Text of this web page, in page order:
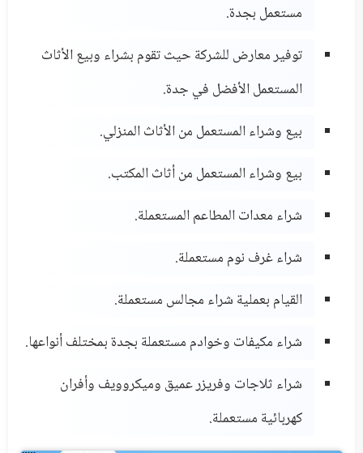
مستعمل بجدة.
توفير معارض للشركة حيث تقوم بشراء وبيع الأثاث
المستعمل الأفضل في جدة.
بيع وشراء المستعمل من الأثاث المنزلي.
بيع وشراء المستعمل من أثاث المكتب.
شراء معدات المطاعم المستعملة.
شراء غرف نوم مستعملة.
القيام بعملية شراء مجالس مستعملة.
شراء مكيفات وخوادم مستعملة بجدة بمختلف أنواعها.
شراء ثلاجات وفريزر عميق وميكروويف وأفران
كهربائية مستعملة.